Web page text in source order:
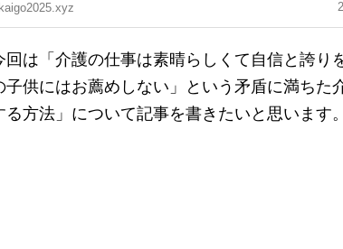
kaigo2025.xyz
回は「介護の仕事は素晴らしくて自信と誇り
子供にはお薦めしない」という矛盾に満ちた
る方法」について記事を書きたいと思います。